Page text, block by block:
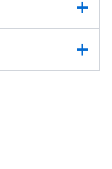
“Palo
Grande –